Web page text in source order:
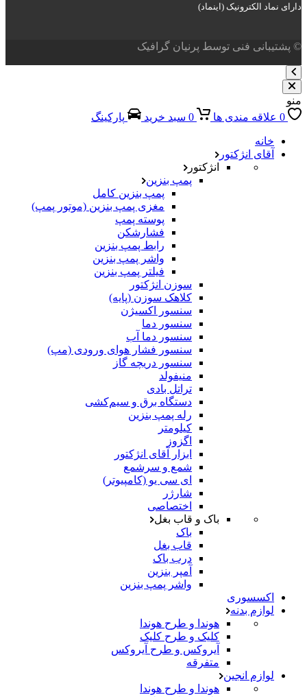
دارای نماد الکترونیک (اینماد)
© پشتیبانی فنی توسط پرنیان گرافیک
منو
0 علاقه مندی ها 0 سبد خرید پارکینگ
خانه
آقای انژکتور
انژکتور
پمپ بنزین
پمپ بنزین کامل
مغزی پمپ بنزین (موتور پمپ)
پوسته پمپ
فشارشکن
رابط پمپ بنزین
واشر پمپ بنزین
فیلتر پمپ بنزین
سوزن انژکتور
کلاهک سوزن (پایه)
سنسور اکسیژن
سنسور دما
سنسور دما آب
سنسور فشار هوای ورودی (مپ)
سنسور دریچه گاز
منیفولد
تراتل بادی
دستگاه برق و سیم‌کشی
رله پمپ بنزین
کیلومتر
اگزوز
ابزار آقای انژکتور
شمع و سرشمع
ای سی یو (کامپیوتر)
شارژر
اختصاصی
باک و قاب بغل
باک
قاب بغل
درب باک
آمپر بنزین
واشر پمپ بنزین
اکسسوری
لوازم بدنه
هوندا و طرح هوندا
کلیک و طرح کلیک
آیروکس و طرح آیروکس
متفرقه
لوازم انجین
هوندا و طرح هوندا